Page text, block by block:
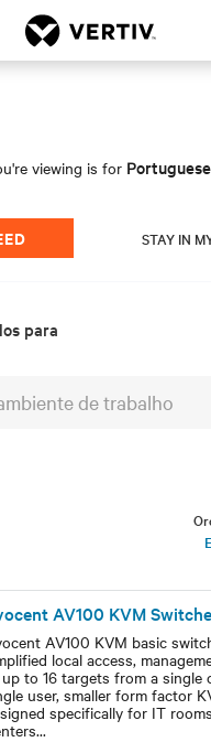
viewing is for
STAY IN
para
de trabalho
AV100 KVM
AV100 KVM basic
local access,
to 16 targets from a single
user, smaller form factor
specifically for IT
...